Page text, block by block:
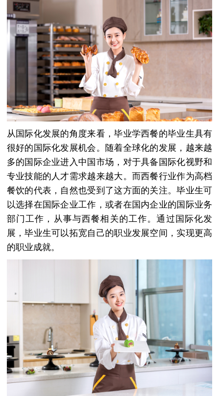
从国际化发展的角度来看，毕业学西餐的毕业生具有
很好的国际化发展机会。随着全球化的发展，越来越
多的国际企业进入中国市场，对于具备国际化视野和
专业技能的人才需求越来越大。而西餐行业作为高档
餐饮的代表，自然也受到了这方面的关注。毕业生可
以选择在国际企业工作，或者在国内企业的国际业务
部门工作，从事与西餐相关的工作。通过国际化发
展，毕业生可以拓宽自己的职业发展空间，实现更高
的职业成就。